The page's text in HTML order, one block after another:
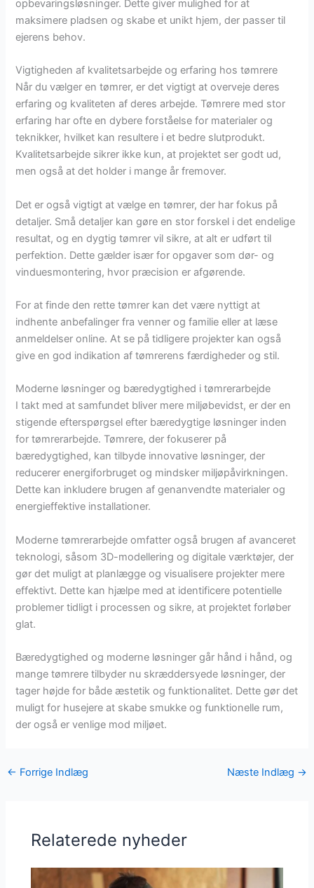
opbevaringsløsninger. Dette giver mulighed for at
maksimere pladsen og skabe et unikt hjem, der passer til
ejerens behov.
Vigtigheden af kvalitetsarbejde og erfaring hos tømrere
Når du vælger en tømrer, er det vigtigt at overveje deres
erfaring og kvaliteten af deres arbejde. Tømrere med stor
erfaring har ofte en dybere forståelse for materialer og
teknikker, hvilket kan resultere i et bedre slutprodukt.
Kvalitetsarbejde sikrer ikke kun, at projektet ser godt ud,
men også at det holder i mange år fremover.
Det er også vigtigt at vælge en tømrer, der har fokus på
detaljer. Små detaljer kan gøre en stor forskel i det endelige
resultat, og en dygtig tømrer vil sikre, at alt er udført til
perfektion. Dette gælder især for opgaver som dør- og
vinduesmontering, hvor præcision er afgørende.
For at finde den rette tømrer kan det være nyttigt at
indhente anbefalinger fra venner og familie eller at læse
anmeldelser online. At se på tidligere projekter kan også
give en god indikation af tømrerens færdigheder og stil.
Moderne løsninger og bæredygtighed i tømrerarbejde
I takt med at samfundet bliver mere miljøbevidst, er der en
stigende efterspørgsel efter bæredygtige løsninger inden
for tømrerarbejde. Tømrere, der fokuserer på
bæredygtighed, kan tilbyde innovative løsninger, der
reducerer energiforbruget og mindsker miljøpåvirkningen.
Dette kan inkludere brugen af genanvendte materialer og
energieffektive installationer.
Moderne tømrerarbejde omfatter også brugen af avanceret
teknologi, såsom 3D-modellering og digitale værktøjer, der
gør det muligt at planlægge og visualisere projekter mere
effektivt. Dette kan hjælpe med at identificere potentielle
problemer tidligt i processen og sikre, at projektet forløber
glat.
Bæredygtighed og moderne løsninger går hånd i hånd, og
mange tømrere tilbyder nu skræddersyede løsninger, der
tager højde for både æstetik og funktionalitet. Dette gør det
muligt for husejere at skabe smukke og funktionelle rum,
der også er venlige mod miljøet.
← Forrige Indlæg Næste Indlæg →
Relaterede nyheder